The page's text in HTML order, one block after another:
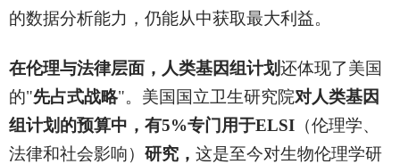
的数据分析能力，仍能从中获取最大利益。
在伦理与法律层面，人类基因组计划还体现了美国
的"先占式战略"。美国国立卫生研究院对人类基因
组计划的预算中，有5%专门用于ELSI（伦理学、
法律和社会影响） 研究， 这是至今对生物伦理学研